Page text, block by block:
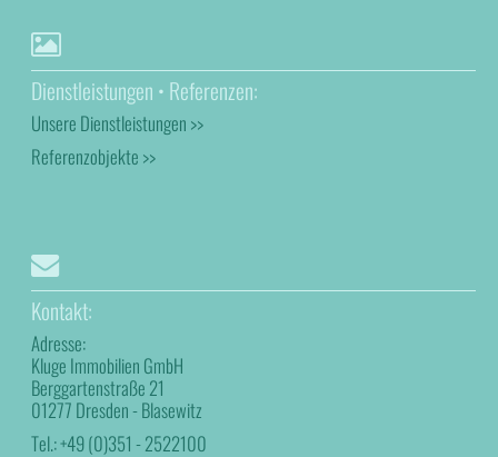
Dienstleistungen • Referenzen:
Unsere Dienstleistungen >>
Referenzobjekte >>
Kontakt:
Adresse:
Kluge Immobilien GmbH
Berggartenstraße 21
01277 Dresden - Blasewitz
Tel.:+49 (0)351 - 2522100